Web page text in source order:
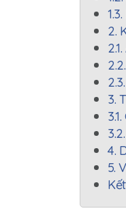
2.
3.
4.
5.